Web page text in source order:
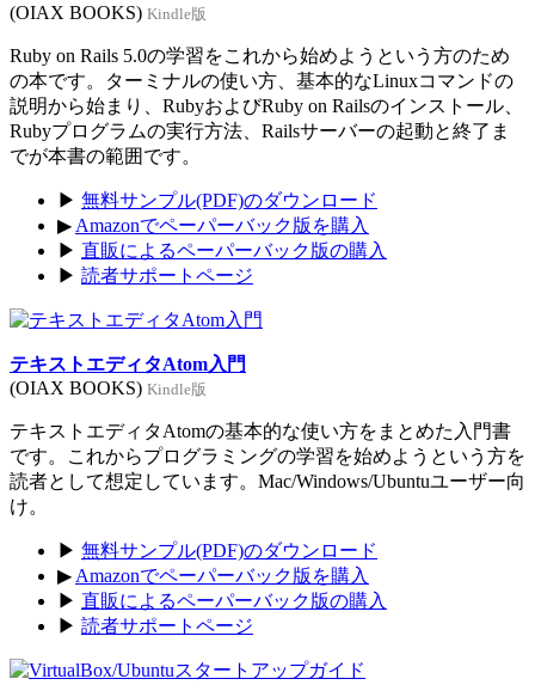
(OIAX BOOKS) Kindle版
Ruby on Rails 5.0の学習をこれから始めようという方のため
の本です。ターミナルの使い方、基本的なLinuxコマンドの
説明から始まり、RubyおよびRuby on Railsのインストール、
Rubyプログラムの実行方法、Railsサーバーの起動と終了ま
でが本書の範囲です。
▶ 無料サンプル(PDF)のダウンロード
▶ Amazonでペーパーバック版を購入
▶ 直販によるペーパーバック版の購入
▶ 読者サポートページ
テキストエディタAtom入門
(OIAX BOOKS) Kindle版
テキストエディタAtomの基本的な使い方をまとめた入門書
です。これからプログラミングの学習を始めようという方を
読者として想定しています。Mac/Windows/Ubuntuユーザー向
け。
▶ 無料サンプル(PDF)のダウンロード
▶ Amazonでペーパーバック版を購入
▶ 直販によるペーパーバック版の購入
▶ 読者サポートページ